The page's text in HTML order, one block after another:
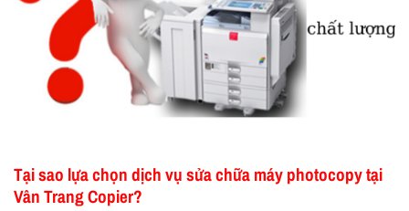
Tại sao lựa chọn dịch vụ sửa chữa máy photocopy tại
Vân Trang Copier?